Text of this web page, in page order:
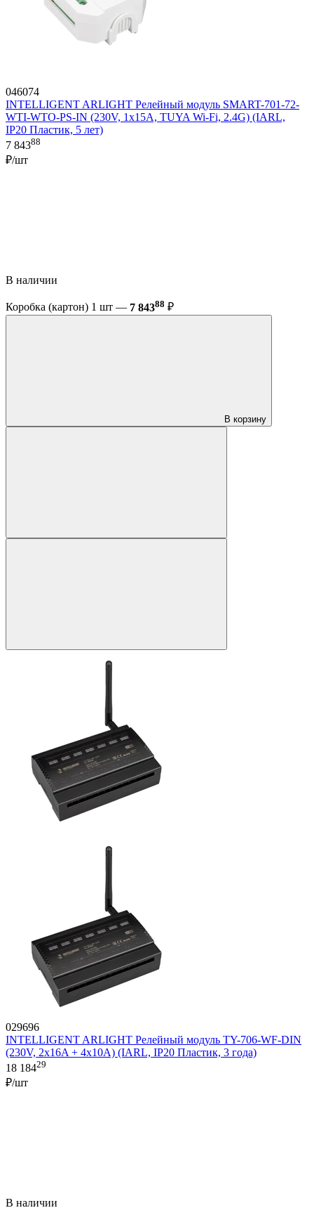
046074
INTELLIGENT ARLIGHT Релейный модуль SMART-701-72-
WTI-WTO-PS-IN (230V, 1x15A, TUYA Wi-Fi, 2.4G) (IARL,
IP20 Пластик, 5 лет)
7 84388
₽/шт
В наличии
Коробка (картон) 1 шт — 7 84388 ₽
В корзину
029696
INTELLIGENT ARLIGHT Релейный модуль TY-706-WF-DIN
(230V, 2х16A + 4х10А) (IARL, IP20 Пластик, 3 года)
18 18429
₽/шт
В наличии